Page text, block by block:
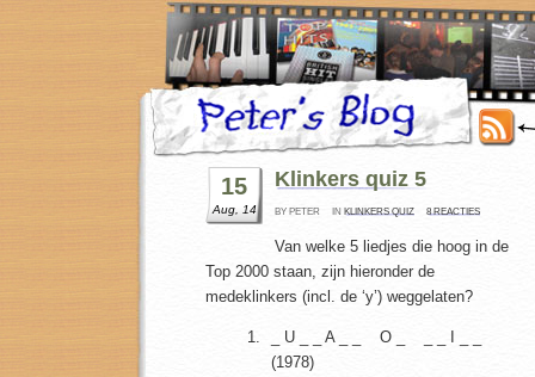
15
Aug, 14
Klinkers quiz 5
BY PETER IN KLINKERS QUIZ 8 REACTIES
Van welke 5 liedjes die hoog in de
Top 2000 staan, zijn hieronder de
medeklinkers (incl. de ‘y’) weggelaten?
_ U _ _ A _ _ O _ _ _ I _ _
(1978)